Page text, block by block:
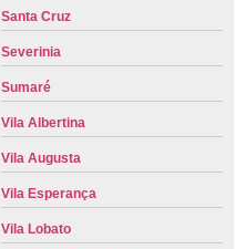
Santa Cruz
Severinia
Sumaré
Vila Albertina
Vila Augusta
Vila Esperança
Vila Lobato